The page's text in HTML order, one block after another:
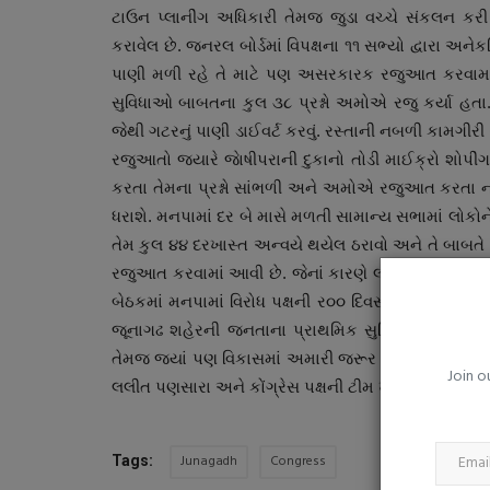
Join
ટાઉન પ્લાનીંગ અધિકારી તેમજ જુડા વચ્ચે સંકલન
કરાવેલ છે. જનરલ બોર્ડમાં વિપક્ષના ૧૧ સભ્યો દ્વારા
પાણી મળી રહે તે માટે પણ અસરકારક રજુઆત
સુવિધાઓ બાબતના કુલ ૩૮ પ્રશ્નો અમોએ રજુ કર્યા
જેથી ગટરનું પાણી ડાઈવર્ટ કરવું. રસ્તાની નબળી
રજુઆતો જયારે જાેષીપરાની દુકાનો તોડી માઈક્રો
કરતા તેમના પ્રશ્નો સાંભળી અને અમોએ રજુઆત કરતા
ધરાશે. મનપામાં દર બે માસે મળતી સામાન્ય સભામાં લોકોને
તેમ કુલ ૪૪ દરખાસ્ત અન્વયે થયેલ ઠરાવો અને તે બાબતે
રજુઆત કરવામાં આવી છે. જેનાં કારણે લોકોનાં પ્રશ્નો
બેઠકમાં મનપામાં વિરોધ પક્ષની ર૦૦ દિવસની
જૂનાગઢ શહેરની જનતાના પ્રાથમિક સુવિધાના પ્રશ્ને
તેમજ જયાં પણ વિકાસમાં અમારી જરૂર પડશે ત્યાં સહયોગ
લલીત પણસારા અને કોંગ્રેસ પક્ષની ટીમ ખાસ ઉપસ્થિત
Tags: Junagadh Congress
વારંવાર થાક લાગે છે? માત્ર કામનો
આ કારણો પણ હોઈ...
saurashtrabhoomi Aug 5, 2026 0
સતત થાકને સામાન્ય ન સમજો, તે શરીરનો મહત્વપૂર્ણ
શકે છે